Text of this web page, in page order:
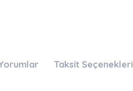
Taksit Seçenekleri